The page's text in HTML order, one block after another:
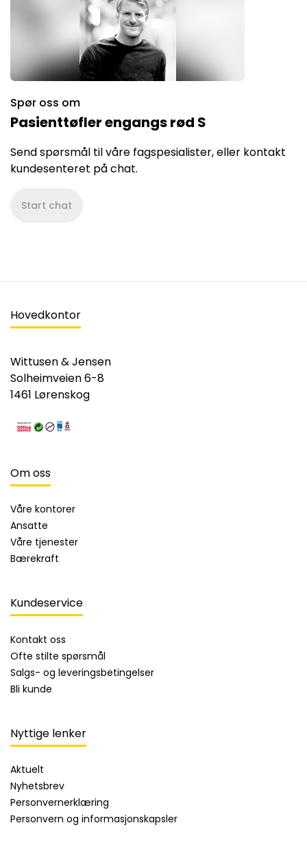
Spør oss om
Pasienttøfler engangs rød S
Send spørsmål til våre fagspesialister, eller kontakt
kundesenteret på chat.
Start chat
Hovedkontor
Wittusen & Jensen
Solheimveien 6-8
1461 Lørenskog
Om oss
Våre kontorer
Ansatte
Våre tjenester
Bærekraft
Kundeservice
Kontakt oss
Ofte stilte spørsmål
Salgs- og leveringsbetingelser
Bli kunde
Nyttige lenker
Aktuelt
Nyhetsbrev
Personvernerklæring
Personvern og informasjonskapsler